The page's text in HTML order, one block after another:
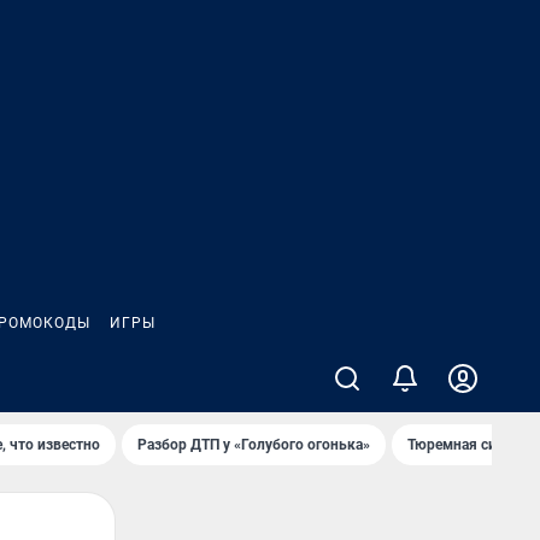
ИГРЫ
что известно Разбор ДТП у «Голубого огонька» Тюремная